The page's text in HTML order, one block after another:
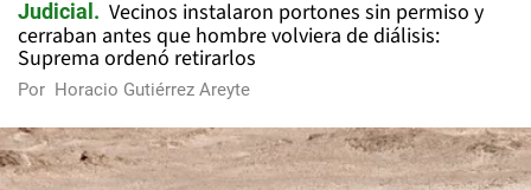
Judicial
Vecinos instalaron portones sin permiso y
cerraban antes que hombre volviera de diálisis:
Suprema ordenó retirarlos
Por Horacio Gutiérrez Areyte